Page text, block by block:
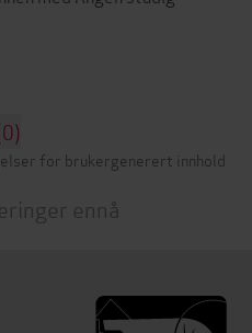
for brukergenerert innhold
ennå